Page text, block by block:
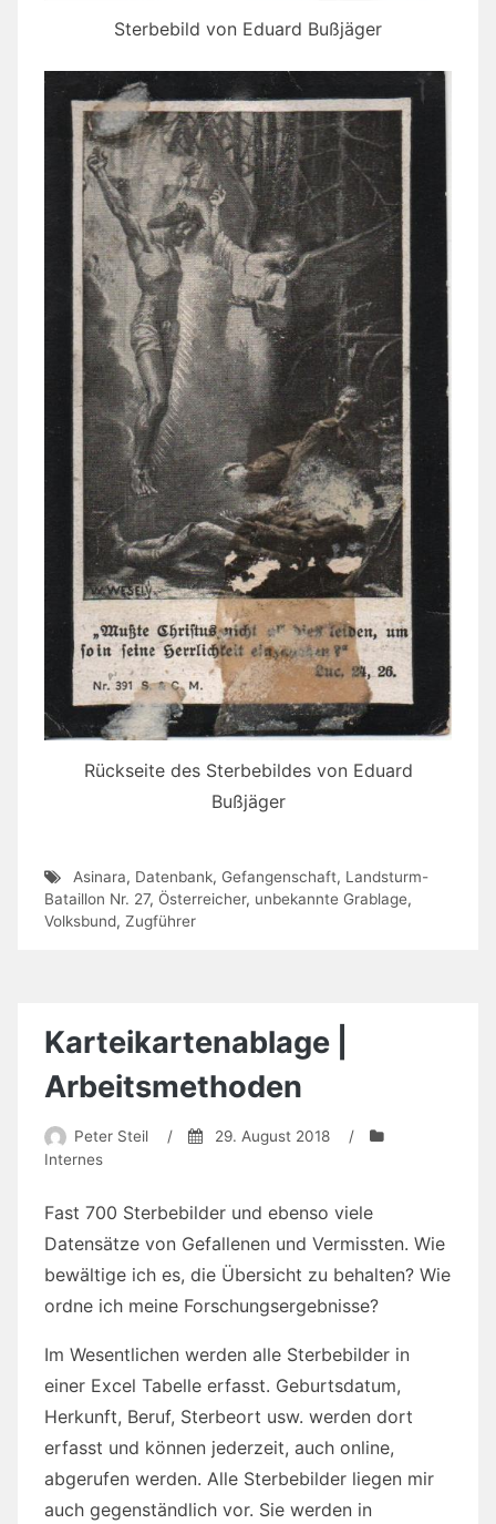
Sterbebild von Eduard Bußjäger
Rückseite des Sterbebildes von Eduard
Bußjäger
Asinara, Datenbank, Gefangenschaft, Landsturm-
Bataillon Nr. 27, Österreicher, unbekannte Grablage,
Volksbund, Zugführer
Karteikartenablage |
Arbeitsmethoden
Peter Steil / 29. August 2018
/
Internes
Fast 700 Sterbebilder und ebenso viele
Datensätze von Gefallenen und Vermissten. Wie
bewältige ich es, die Übersicht zu behalten? Wie
ordne ich meine Forschungsergebnisse?
Im Wesentlichen werden alle Sterbebilder in
einer Excel Tabelle erfasst. Geburtsdatum,
Herkunft, Beruf, Sterbeort usw. werden dort
erfasst und können jederzeit, auch online,
abgerufen werden. Alle Sterbebilder liegen mir
auch gegenständlich vor. Sie werden in